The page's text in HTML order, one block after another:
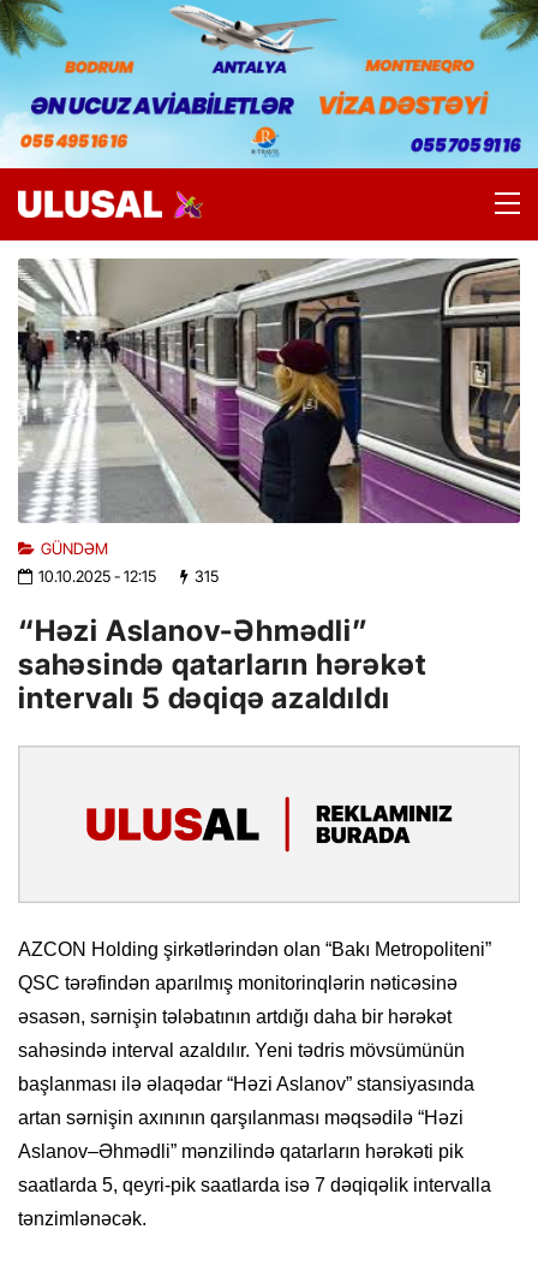
GÜNDƏM
10.10.2025- 12:15 315
“Həzi Aslanov-Əhmədli”
sahəsində qatarların hərəkət
intervalı 5 dəqiqə azaldıldı
AZCON Holding şirkətlərindən olan “Bakı Metropoliteni”
QSC tərəfindən aparılmış monitorinqlərin nəticəsinə
əsasən, sərnişin tələbatının artdığı daha bir hərəkət
sahəsində interval azaldılır. Yeni tədris mövsümünün
başlanması ilə əlaqədar “Həzi Aslanov” stansiyasında
artan sərnişin axınının qarşılanması məqsədilə “Həzi
Aslanov–Əhmədli” mənzilində qatarların hərəkəti pik
saatlarda 5, qeyri-pik saatlarda isə 7 dəqiqəlik intervalla
tənzimlənəcək.